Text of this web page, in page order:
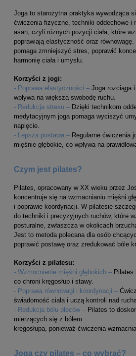
Joga to starożytna praktyka wywodząca
ćwiczenia fizyczne, techniki oddechowe i
asan, czyli różnych pozycji ciała, które
poprawiają elastyczność oraz
pomaga zmniejszyć stres, poprawić
harmonię ciała i umysłu.
Korzyści z jogi:
- Poprawa elastyczności – Joga rozciąga
wpływa na większą swobodę ruchu.
- Redukcja stresu – Dzięki technikom
medytacyjnym joga pomaga wyciszyć
napięcie.
- Lepsza postawa – Regularne ćwiczenia
mięśnie głębokie, co wpływa na
Czym jest pilates?
Pilates, opracowany w XX wieku przez
koncentruje się na wzmacnianiu mięśni
i poprawie koordynacji. W pilatesie
do techniki i precyzyjnych ruchów, które
posturalne, zwłaszcza w okolicach
Jest to metoda polecana dla osób
poprawić postawę oraz zredukować bóle
Korzyści z pilatesu:
- Wzmocnienie mięśni głębokich – Pilates
co chroni kręgosłup i stawy.
- Poprawa równowagi i koordynacji –
świadomość ciała i uczą kontroli nad
- Redukcja bólu pleców – Pilates to
mierzących się z bólem
kręgosłupa, ponieważ ćwiczenia
Joga czy pilates – co wybrać?